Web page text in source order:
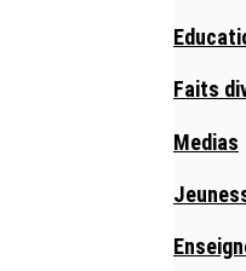
Faits
Medias